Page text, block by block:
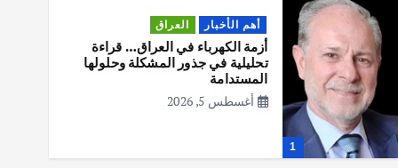
1
أهم الأخبار العراق
أزمة الكهرباء في العراق… قراءة
تحليلية في جذور المشكلة وحلولها
المستدامة
أغسطس 5, 2026